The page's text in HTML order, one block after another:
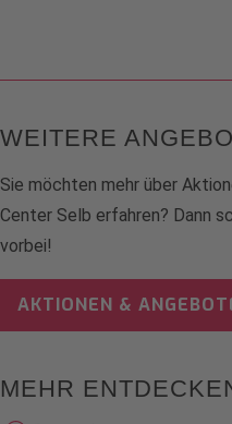
WEITERE
Sie möchten mehr über
Center Selb erfahren? Dann
vorbei!
AKTIONEN &
MEHR